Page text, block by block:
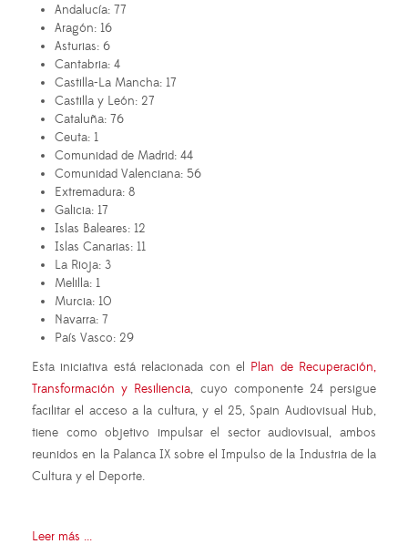
Andalucía: 77
Aragón: 16
Asturias: 6
Cantabria: 4
Castilla-La Mancha: 17
Castilla y León: 27
Cataluña: 76
Ceuta: 1
Comunidad de Madrid: 44
Comunidad Valenciana: 56
Extremadura: 8
Galicia: 17
Islas Baleares: 12
Islas Canarias: 11
La Rioja: 3
Melilla: 1
Murcia: 10
Navarra: 7
País Vasco: 29
Esta iniciativa está relacionada con el Plan de Recuperación,
Transformación y Resiliencia, cuyo componente 24 persigue
facilitar el acceso a la cultura, y el 25, Spain Audiovisual Hub,
tiene como objetivo impulsar el sector audiovisual, ambos
reunidos en la Palanca IX sobre el Impulso de la Industria de la
Cultura y el Deporte.
Leer más ...